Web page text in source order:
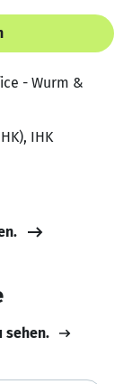
- Wurm &
IHK
sehen.